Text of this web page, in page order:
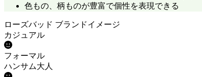
色もの、柄ものが豊富で個性を表現できる
ローズバッド ブランドイメージ
カジュアル
フォーマル
ハンサム大人